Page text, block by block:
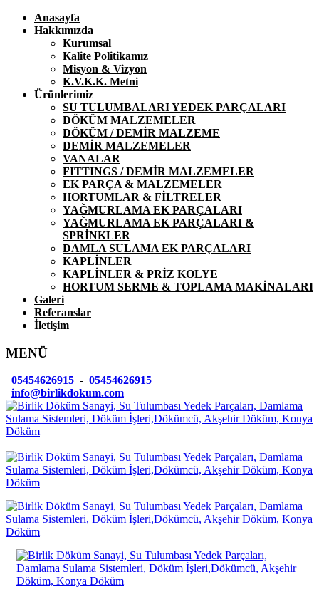
Anasayfa
Hakkımızda
Kurumsal
Kalite Politikamız
Misyon & Vizyon
K.V.K.K. Metni
Ürünlerimiz
SU TULUMBALARI YEDEK PARÇALARI
DÖKÜM MALZEMELER
DÖKÜM / DEMİR MALZEME
DEMİR MALZEMELER
VANALAR
FITTINGS / DEMİR MALZEMELER
EK PARÇA & MALZEMELER
HORTUMLAR & FİLTRELER
YAĞMURLAMA EK PARÇALARI
YAĞMURLAMA EK PARÇALARI &
SPRİNKLER
DAMLA SULAMA EK PARÇALARI
KAPLİNLER
KAPLİNLER & PRİZ KOLYE
HORTUM SERME & TOPLAMA MAKİNALARI
Galeri
Referanslar
İletişim
MENÜ
05454626915 - 05454626915
info@birlikdokum.com